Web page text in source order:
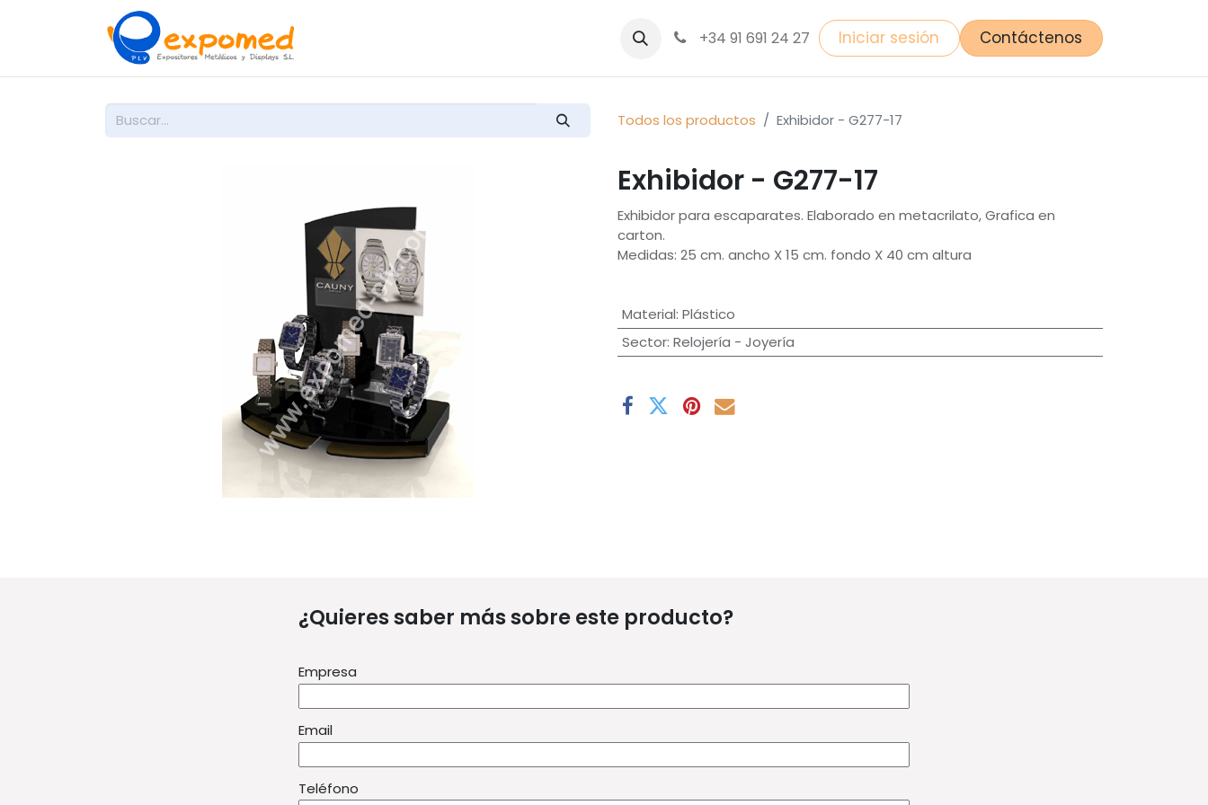
+34 91 691 24 27 Iniciar sesión Contáctenos
Todos los productos Exhibidor - G277-17
Exhibidor - G277-17
Exhibidor para escaparates. Elaborado en metacrilato, Grafica en
carton.
Medidas: 25 cm. ancho X 15 cm. fondo X 40 cm altura
Material: Plástico
Sector: Relojería - Joyería
¿Quieres saber más sobre este producto?
Empresa
Email
Teléfono